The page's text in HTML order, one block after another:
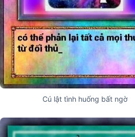
Cú lật tình huống bất ngờ